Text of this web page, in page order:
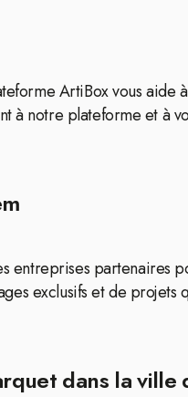
ArtiBox vous aide
notre plateforme et à
entreprises partenaires
exclusifs et de projets
dans la ville